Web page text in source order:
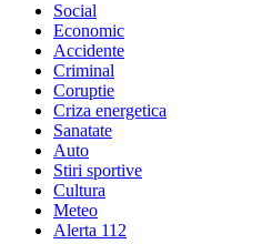
Social
Economic
Accidente
Criminal
Coruptie
Criza energetica
Sanatate
Auto
Stiri sportive
Cultura
Meteo
Alerta 112